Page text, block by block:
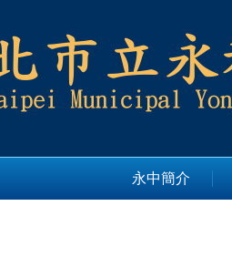
永中簡介